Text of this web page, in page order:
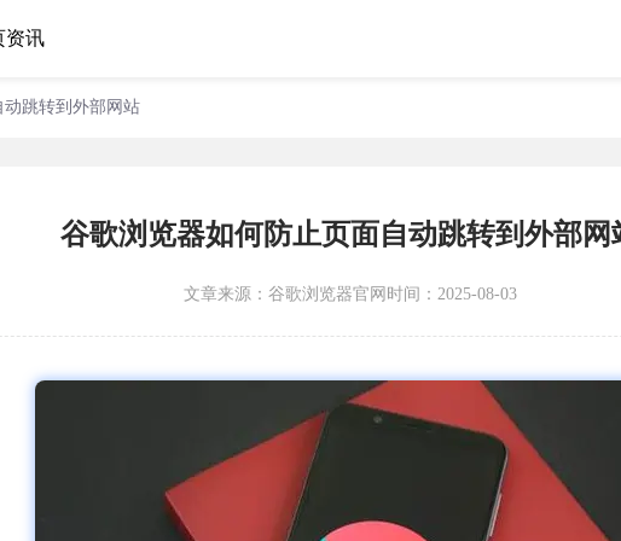
资讯
跳转到外部网站
谷歌浏览器如何防止页面自动跳转到外部网
文章来源： 谷歌浏览器官网 时间：2025-08-03